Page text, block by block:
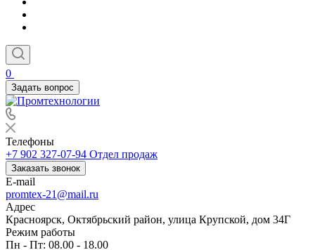
0
Задать вопрос
Телефоны
+7 902 327-07-94 Отдел продаж
Заказать звонок
E-mail
promtex-21@mail.ru
Адрес
Красноярск, Октябрьский район, улица Крупской, дом 34Г
Режим работы
Пн - Пт: 08.00 - 18.00